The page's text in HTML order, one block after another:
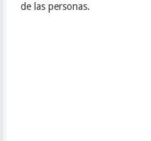
de las personas.